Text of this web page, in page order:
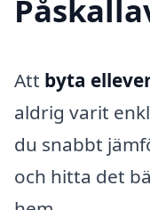
Att byta
aldrig varit
du snabbt
och hitta det